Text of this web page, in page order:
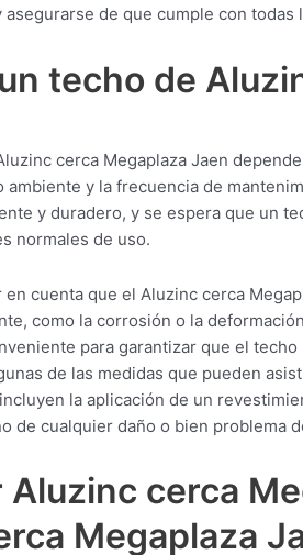
de que cumple con
techo de
cerca Megaplaza Jaen
y la frecuencia de
y duradero, y se espera que un
normales de uso.
cuenta que el Aluzinc cerca
como la corrosión o la
para garantizar que el
de las medidas que pueden
la aplicación de un
de cualquier daño o bien problema
Aluzinc cerca
Megaplaza